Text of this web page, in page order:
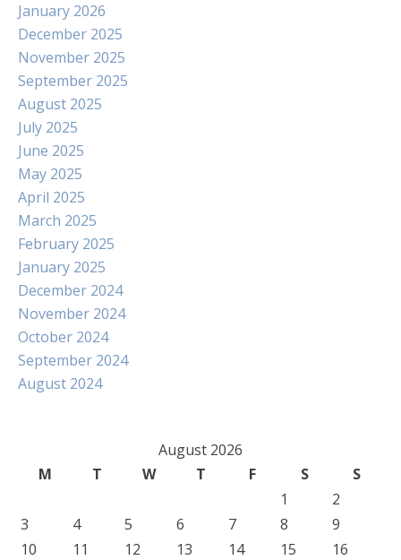
January 2026
December 2025
November 2025
September 2025
August 2025
July 2025
June 2025
May 2025
April 2025
March 2025
February 2025
January 2025
December 2024
November 2024
October 2024
September 2024
August 2024
August 2026
M
T W T F S
S
1
2
3
4 5 6 7 8
9
10
11 12 13 14 15
16